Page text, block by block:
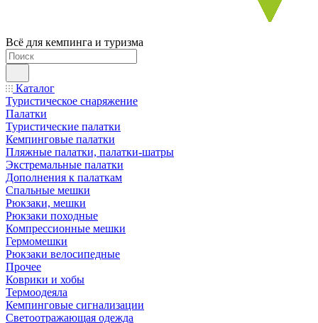
Всё для кемпинга и туризма
Каталог
Туристическое снаряжение
Палатки
Туристические палатки
Кемпинговые палатки
Пляжные палатки, палатки-шатры
Экстремальные палатки
Дополнения к палаткам
Спальные мешки
Рюкзаки, мешки
Рюкзаки походные
Компрессионные мешки
Гермомешки
Рюкзаки велосипедные
Прочее
Коврики и хобы
Термоодеяла
Кемпинговые сигнализации
Светоотражающая одежда